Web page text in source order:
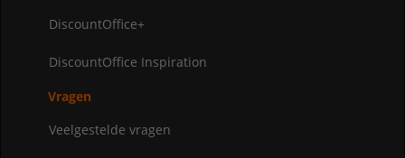
DiscountOffice+
DiscountOffice Inspiration
Vragen
Veelgestelde vragen